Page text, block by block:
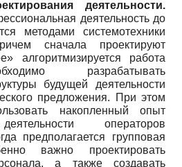
деятельности.
деятельность до
методами системотехники
сначала проектируют
алгоритмизируется работа
разрабатывать
будущей деятельности
предложения. При этом
накопленный опыт
операторов
предполагается групповая
важно проектировать
а также создавать